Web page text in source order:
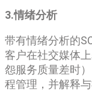
3.情绪分析
带有情绪分析的
客户在社交媒体
怨服务质量差时
程管理，并解释